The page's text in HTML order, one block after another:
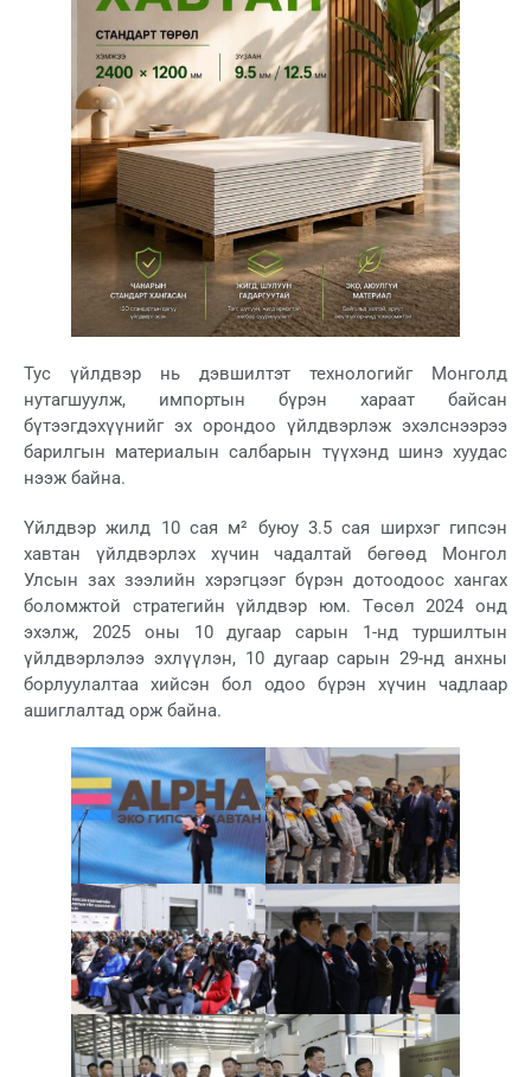
Тус үйлдвэр нь дэвшилтэт технологийг Монголд
нутагшуулж, импортын бүрэн хараат байсан
бүтээгдэхүүнийг эх орондоо үйлдвэрлэж эхэлснээрээ
барилгын материалын салбарын түүхэнд шинэ хуудас
нээж байна.
Үйлдвэр жилд 10 сая м² буюу 3.5 сая ширхэг гипсэн
хавтан үйлдвэрлэх хүчин чадалтай бөгөөд Монгол
Улсын зах зээлийн хэрэгцээг бүрэн дотоодоос хангах
боломжтой стратегийн үйлдвэр юм. Төсөл 2024 онд
эхэлж, 2025 оны 10 дугаар сарын 1-нд туршилтын
үйлдвэрлэлээ эхлүүлэн, 10 дугаар сарын 29-нд анхны
борлуулалтаа хийсэн бол одоо бүрэн хүчин чадлаар
ашиглалтад орж байна.